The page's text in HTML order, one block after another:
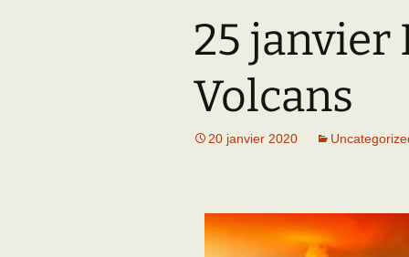
Adhésion
Documents (accès
restreint)
Les Travaux de
Paléo
25 janvier
Volcans
20 janvier 2020